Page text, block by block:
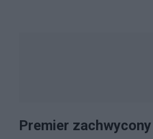
Premier